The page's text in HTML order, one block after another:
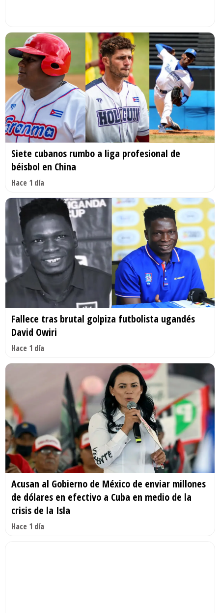
Siete cubanos rumbo a liga profesional de
béisbol en China
Hace 1 día
Fallece tras brutal golpiza futbolista ugandés
David Owiri
Hace 1 día
Acusan al Gobierno de México de enviar millones
de dólares en efectivo a Cuba en medio de la
crisis de la Isla
Hace 1 día